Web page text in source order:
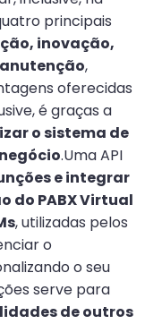
principais
inovação,
,
oferecidas
é graças a
o sistema de
.Uma API
e integrar
do PABX Virtual
, utilizadas pelos
o
o seu
serve para
de outros